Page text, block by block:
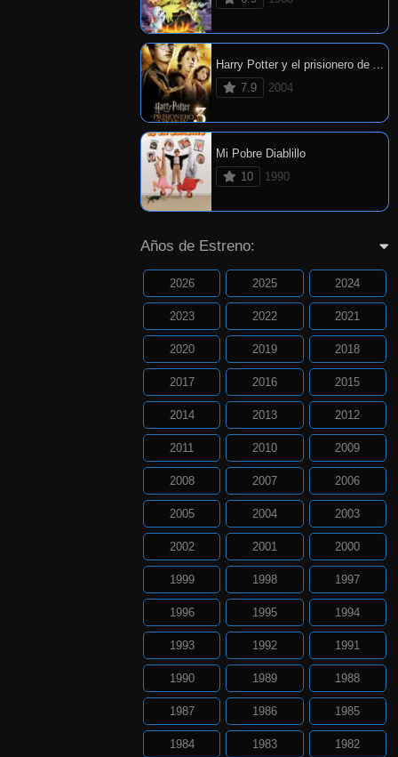
Harry Potter y el prisionero de Azkaban
7.9
2004
Mi Pobre Diablillo
10
1990
Años de Estreno:
2026 2025 2024
2023 2022 2021
2020 2019 2018
2017 2016 2015
2014 2013 2012
2011 2010 2009
2008 2007 2006
2005 2004 2003
2002 2001 2000
1999 1998 1997
1996 1995 1994
1993 1992 1991
1990 1989 1988
1987 1986 1985
1984 1983 1982